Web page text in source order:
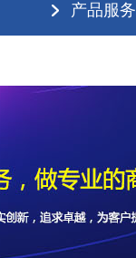
产品服务